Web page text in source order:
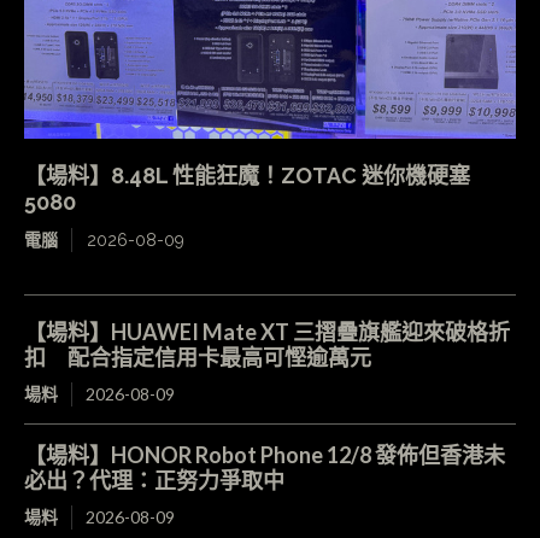
【場料】8.48L 性能狂魔！ZOTAC 迷你機硬塞
5080
電腦 2026-08-09
【場料】HUAWEI Mate XT 三摺疊旗艦迎來破格折
扣 配合指定信用卡最高可慳逾萬元
場料 2026-08-09
【場料】HONOR Robot Phone 12/8 發佈但香港未
必出？代理：正努力爭取中
場料 2026-08-09